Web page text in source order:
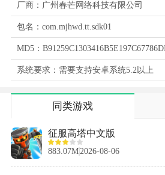
厂商：广州春芒网络科技有限公司
包名：com.mjhwd.tt.sdk01
MD5：
系统要求：需要支持安卓系统5.2以上
同类游戏
征服高塔中文版
883.07M2026-08-06